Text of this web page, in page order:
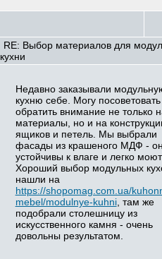
RE: Выбор материалов для
кухни
Недавно заказывали
кухню себе. Могу посоветовать
обратить внимание не только
материалы, но и на
ящиков и петель. Мы выбрали
фасады из крашеного МДФ -
устойчивы к влаге и легко
Хороший выбор модульных
нашли на
https://shopomag.com.ua/
mebel/modulnye-kuhni, там же
подобрали столешницу из
искусственного камня - очень
довольны результатом.